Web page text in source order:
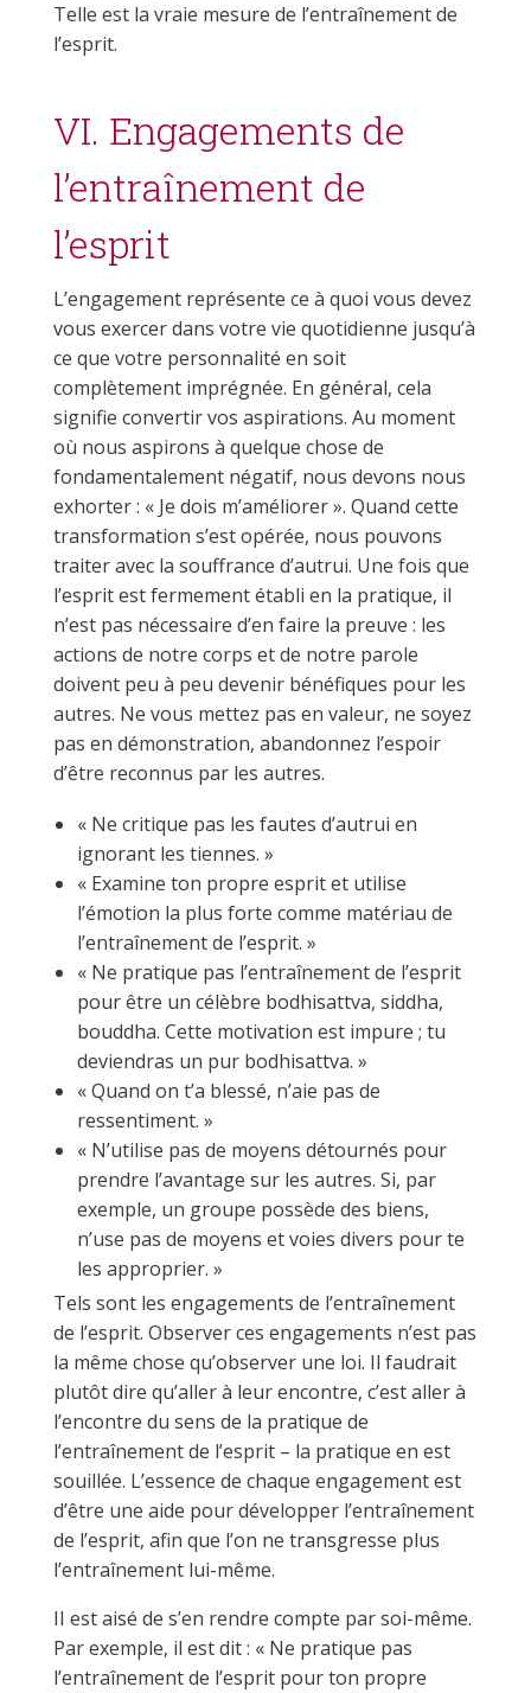
Telle est la vraie mesure de l’entraînement de
l’esprit.
VI. Engagements de
l’entraînement de
l’esprit
L’engagement représente ce à quoi vous devez
vous exercer dans votre vie quotidienne jusqu’à
ce que votre personnalité en soit
complètement imprégnée. En général, cela
signifie convertir vos aspirations. Au moment
où nous aspirons à quelque chose de
fondamentalement négatif, nous devons nous
exhorter : « Je dois m’améliorer ». Quand cette
transformation s’est opérée, nous pouvons
traiter avec la souffrance d’autrui. Une fois que
l’esprit est fermement établi en la pratique, il
n’est pas nécessaire d’en faire la preuve : les
actions de notre corps et de notre parole
doivent peu à peu devenir bénéfiques pour les
autres. Ne vous mettez pas en valeur, ne soyez
pas en démonstration, abandonnez l’espoir
d’être reconnus par les autres.
« Ne critique pas les fautes d’autrui en
ignorant les tiennes. »
« Examine ton propre esprit et utilise
l’émotion la plus forte comme matériau de
l’entraînement de l’esprit. »
« Ne pratique pas l’entraînement de l’esprit
pour être un célèbre bodhisattva, siddha,
bouddha. Cette motivation est impure ; tu
deviendras un pur bodhisattva. »
« Quand on t’a blessé, n’aie pas de
ressentiment. »
« N’utilise pas de moyens détournés pour
prendre l’avantage sur les autres. Si, par
exemple, un groupe possède des biens,
n’use pas de moyens et voies divers pour te
les approprier. »
Tels sont les engagements de l’entraînement
de l’esprit. Observer ces engagements n’est pas
la même chose qu’observer une loi. Il faudrait
plutôt dire qu’aller à leur encontre, c’est aller à
l’encontre du sens de la pratique de
l’entraînement de l’esprit – la pratique en est
souillée. L’essence de chaque engagement est
d’être une aide pour développer l’entraînement
de l’esprit, afin que l’on ne transgresse plus
l’entraînement lui-même.
II est aisé de s’en rendre compte par soi-même.
Par exemple, il est dit : « Ne pratique pas
l’entraînement de l’esprit pour ton propre